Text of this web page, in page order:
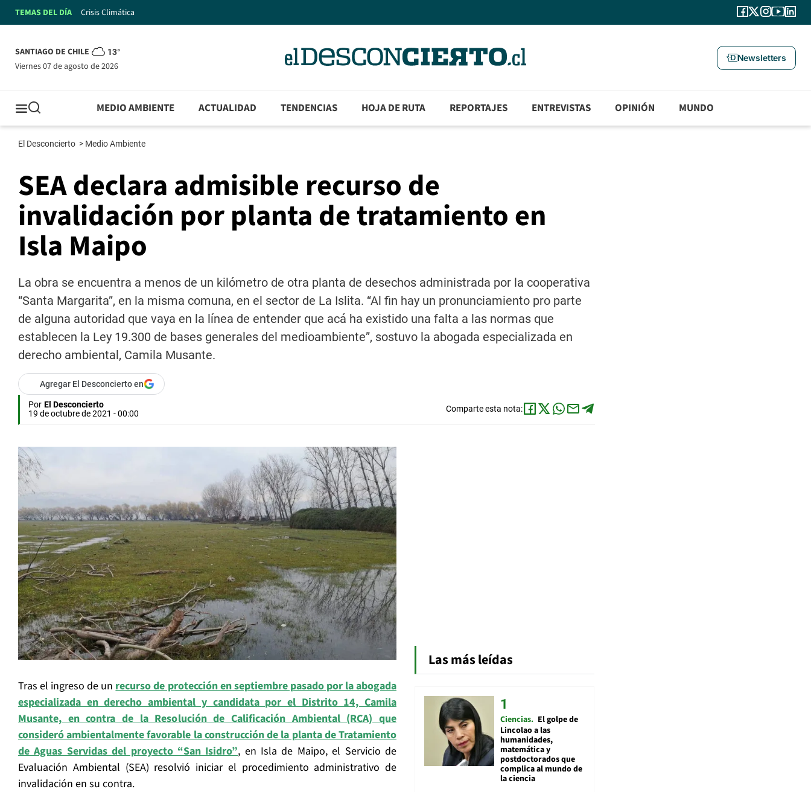
TEMAS DEL DÍA Crisis Climática
SANTIAGO DE CHILE 13°
viernes 07 de agosto de 2026
Newsletters
MEDIO AMBIENTE ACTUALIDAD TENDENCIAS HOJA DE RUTA REPORTAJES ENTREVISTAS OPINIÓN MUNDO
El Desconcierto > Medio Ambiente
SEA declara admisible recurso de
invalidación por planta de tratamiento en
Isla Maipo
La obra se encuentra a menos de un kilómetro de otra planta de desechos administrada por la cooperativa
“Santa Margarita”, en la misma comuna, en el sector de La Islita. “Al fin hay un pronunciamiento pro parte
de alguna autoridad que vaya en la línea de entender que acá ha existido una falta a las normas que
establecen la Ley 19.300 de bases generales del medioambiente”, sostuvo la abogada especializada en
derecho ambiental, Camila Musante.
Agregar El Desconcierto en
Por El Desconcierto
19 de octubre de 2021 - 00:00
Comparte esta nota:
Tras el ingreso de un recurso de protección en septiembre pasado por la abogada
especializada en derecho ambiental y candidata por el Distrito 14, Camila
Musante, en contra de la Resolución de Calificación Ambiental (RCA) que
consideró ambientalmente favorable la construcción de la planta de Tratamiento
de Aguas Servidas del proyecto “San Isidro”, en Isla de Maipo, el Servicio de
Evaluación Ambiental (SEA) resolvió iniciar el procedimiento administrativo de
invalidación en su contra.
Las más leídas
Ciencias El golpe de
Lincolao a las
humanidades,
matemática y
postdoctorados que
complica al mundo de
la ciencia